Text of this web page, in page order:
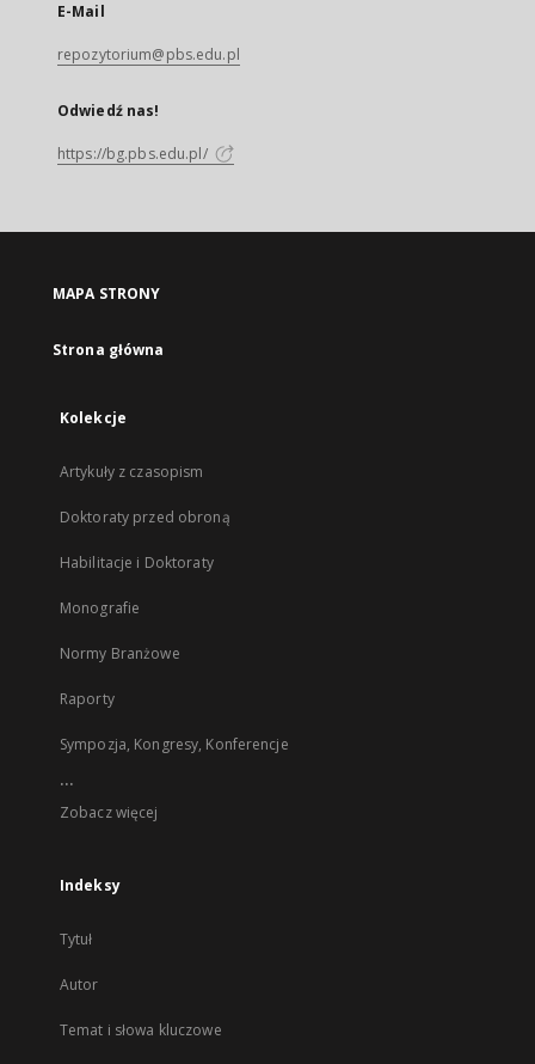
E-Mail
repozytorium@pbs.edu.pl
Odwiedź nas!
https://bg.pbs.edu.pl/
MAPA STRONY
Strona główna
Kolekcje
Artykuły z czasopism
Doktoraty przed obroną
Habilitacje i Doktoraty
Monografie
Normy Branżowe
Raporty
Sympozja, Kongresy, Konferencje
...
Zobacz więcej
Indeksy
Tytuł
Autor
Temat i słowa kluczowe